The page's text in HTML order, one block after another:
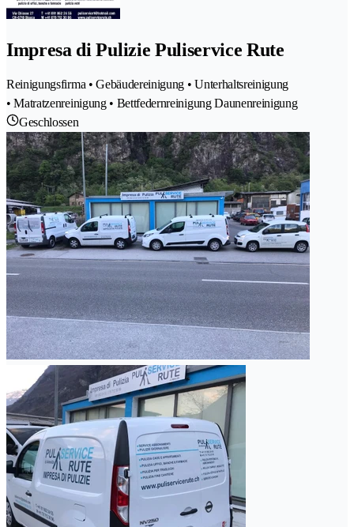
Impresa di Pulizie Puliservice Rute
Reinigungsfirma • Gebäudereinigung • Unterhaltsreinigung
• Matratzenreinigung • Bettfedernreinigung Daunenreinigung
Geschlossen